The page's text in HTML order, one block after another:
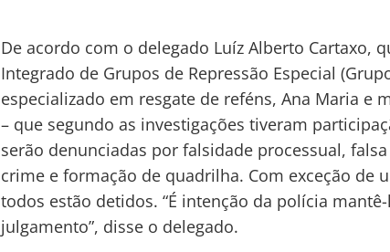
De acordo com o delegado Luíz Alberto Cartaxo,
Integrado de Grupos de Repressão Especial
especializado em resgate de reféns, Ana Maria e
– que segundo as investigações tiveram
serão denunciadas por falsidade processual,
crime e formação de quadrilha. Com exceção de
todos estão detidos. “É intenção da polícia
julgamento”, disse o delegado.